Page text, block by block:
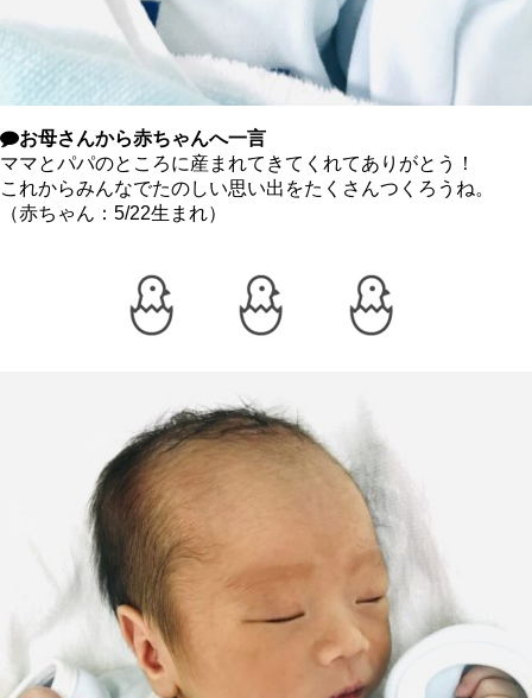
お母さんから赤ちゃんへ一言
ママとパパのところに産まれてきてくれてありがとう！
これからみんなでたのしい思い出をたくさんつくろうね。
（赤ちゃん：5/22生まれ）